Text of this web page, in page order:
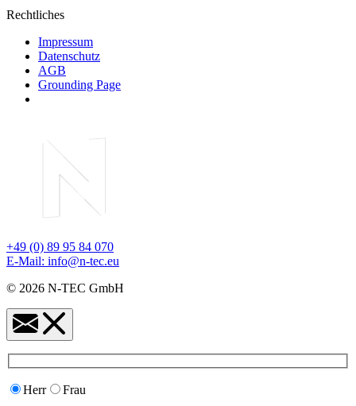
Rechtliches
Impressum
Datenschutz
AGB
Grounding Page
+49 (0) 89 95 84 070
E-Mail: info@n-tec.eu
© 2026 N-TEC GmbH
Herr Frau